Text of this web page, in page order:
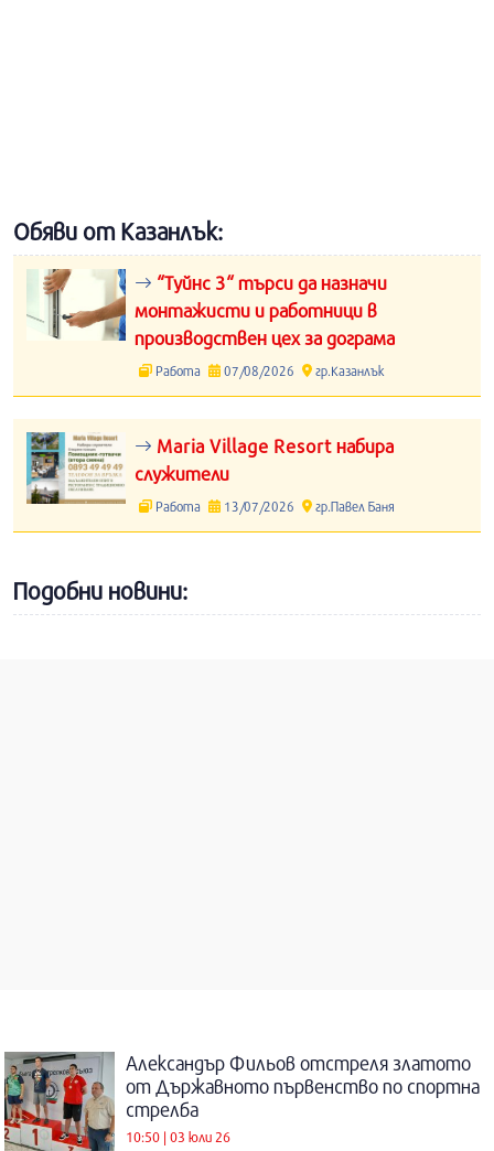
Обяви от Казанлък:
“Туйнс 3“ търси да назначи
монтажисти и работници в
производствен цех за дограма
Работа 07/08/2026 гр.Казанлък
Maria Village Resort набира
служители
Работа 13/07/2026 гр.Павел Баня
Подобни новини:
Александър Фильов отстреля златото
от Държавното първенство по спортна
стрелба
10:50 | 03 юли 26